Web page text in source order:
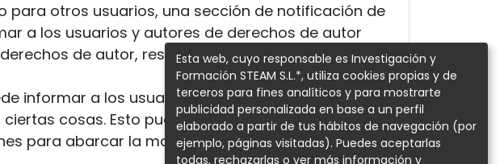
para otros usuarios, una sección de notificación de
a los usuarios y autores de derechos de autor
de autor, responderá a cualquier aviso de
informar a los usuarios que al aceptar los
cosas. Esto puede ser parte de una lista muy
para abarcar la mayor cantidad de usos
Esta web, cuyo responsable es Investigación y
Formación STEAM S.L.*, utiliza cookies propias y de
terceros para fines analíticos y para mostrarte
publicidad personalizada en base a un perfil
elaborado a partir de tus hábitos de navegación (por
ejemplo, páginas visitadas). Puedes aceptarlas
todas, rechazarlas o ver más información y